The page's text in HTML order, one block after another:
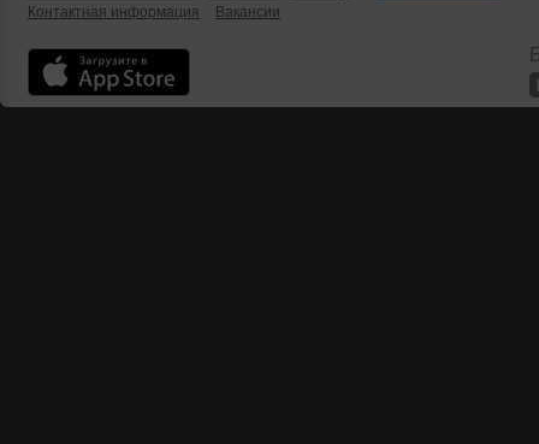
Контактная информация
Вакансии